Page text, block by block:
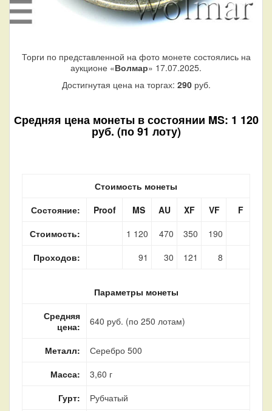
Торги по представленной на фото монете состоялись на
аукционе «Волмар» 17.07.2025.
Достигнутая цена на торгах: 290руб.
Средняя цена монеты в состоянии MS: 1 120
руб. (по 91 лоту)
Стоимость монеты
Состояние:
Proof MS AU XF VF
F
Стоимость:
1 120 470 350
190
Проходов:
91 30 121 8
Параметры монеты
Средняя
цена:
640 руб. (по 250 лотам)
Металл:
Серебро 500
Масса:
3,60 г
Гурт:
Рубчатый